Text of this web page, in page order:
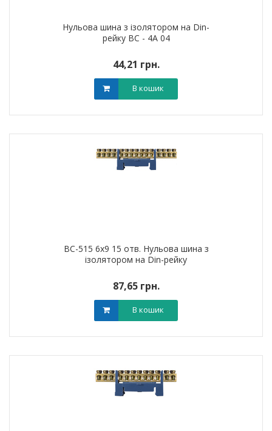
Нульова шина з ізолятором на Din-
рейку ВС - 4А 04
44,21 грн.
В кошик
BC-515 6х9 15 отв. Нульова шина з
ізолятором на Din-рейку
87,65 грн.
В кошик